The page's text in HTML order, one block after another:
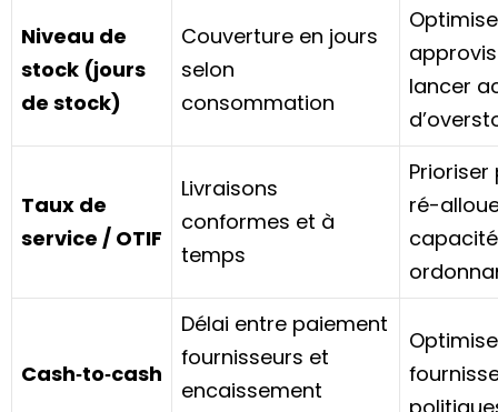
Niveau de
stock (jours
de stock)
Couverture en jours
selon
consommation
lancer
Taux de
service / OTIF
Livraisons
conformes et à
temps
ré-
Cash‑to‑cash
Délai entre paiement
fournisseurs et
encaissement